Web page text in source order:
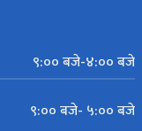
९:०० बजे-४:०० बजे
९:०० बजे- ५:०० बजे